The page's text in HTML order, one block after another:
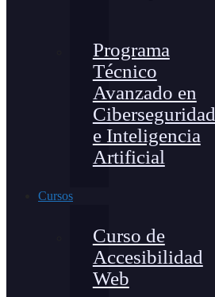
Programa
Técnico
Avanzado en
Ciberseguridad
e Inteligencia
Artificial
Cursos
Curso de
Accesibilidad
Web